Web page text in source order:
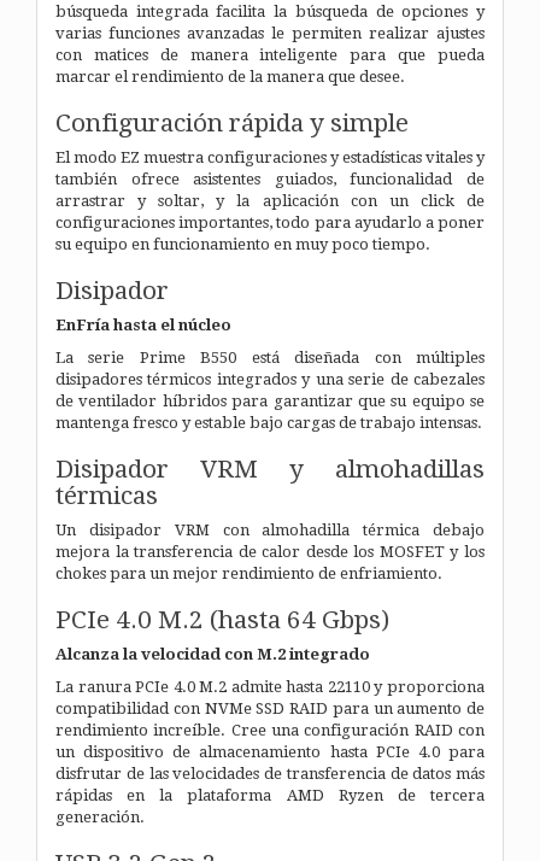
búsqueda integrada facilita la búsqueda de opciones y
varias funciones avanzadas le permiten realizar ajustes
con matices de manera inteligente para que pueda
marcar el rendimiento de la manera que desee.
Configuración rápida y simple
El modo EZ muestra configuraciones y estadísticas vitales y
también ofrece asistentes guiados, funcionalidad de
arrastrar y soltar, y la aplicación con un click de
configuraciones importantes, todo para ayudarlo a poner
su equipo en funcionamiento en muy poco tiempo.
Disipador
EnFría hasta el núcleo
La serie Prime B550 está diseñada con múltiples
disipadores térmicos integrados y una serie de cabezales
de ventilador híbridos para garantizar que su equipo se
mantenga fresco y estable bajo cargas de trabajo intensas.
Disipador VRM y almohadillas
térmicas
Un disipador VRM con almohadilla térmica debajo
mejora la transferencia de calor desde los MOSFET y los
chokes para un mejor rendimiento de enfriamiento.
PCIe 4.0 M.2 (hasta 64 Gbps)
Alcanza la velocidad con M.2 integrado
La ranura PCIe 4.0 M.2 admite hasta 22110 y proporciona
compatibilidad con NVMe SSD RAID para un aumento de
rendimiento increíble. Cree una configuración RAID con
un dispositivo de almacenamiento hasta PCIe 4.0 para
disfrutar de las velocidades de transferencia de datos más
rápidas en la plataforma AMD Ryzen de tercera
generación.